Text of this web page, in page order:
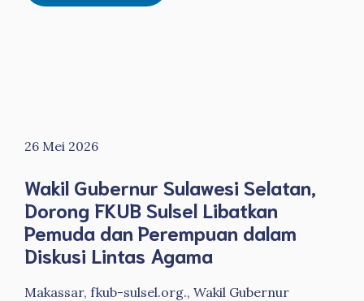
26 Mei 2026
Wakil Gubernur Sulawesi Selatan,
Dorong FKUB Sulsel Libatkan
Pemuda dan Perempuan dalam
Diskusi Lintas Agama
Makassar, fkub-sulsel.org., Wakil Gubernur